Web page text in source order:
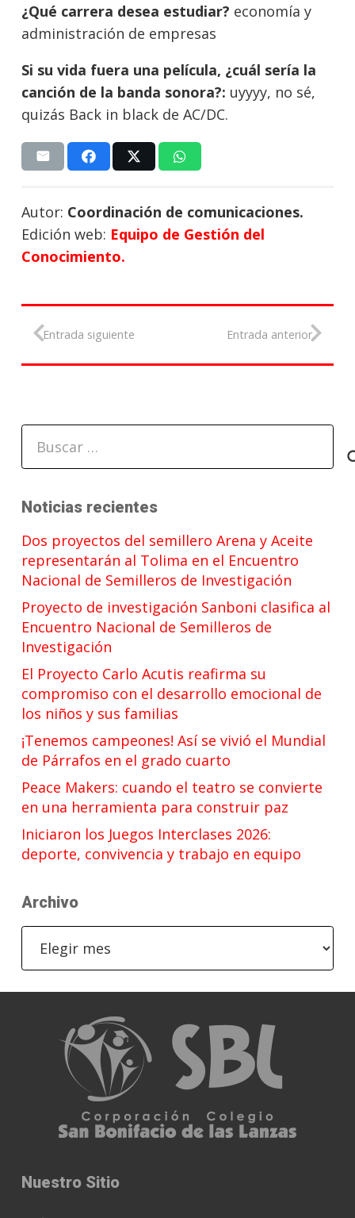
¿Qué carrera desea estudiar? economía y
administración de empresas
Si su vida fuera una película, ¿cuál sería la
canción de la banda sonora?: uyyyy, no sé,
quizás Back in black de AC/DC.
Autor: Coordinación de comunicaciones.
Edición web: Equipo de Gestión del
Conocimiento.
Entrada siguiente Entrada anterior
Noticias recientes
Dos proyectos del semillero Arena y Aceite
representarán al Tolima en el Encuentro
Nacional de Semilleros de Investigación
Proyecto de investigación Sanboni clasifica al
Encuentro Nacional de Semilleros de
Investigación
El Proyecto Carlo Acutis reafirma su
compromiso con el desarrollo emocional de
los niños y sus familias
¡Tenemos campeones! Así se vivió el Mundial
de Párrafos en el grado cuarto
Peace Makers: cuando el teatro se convierte
en una herramienta para construir paz
Iniciaron los Juegos Interclases 2026:
deporte, convivencia y trabajo en equipo
Archivo
Nuestro Sitio